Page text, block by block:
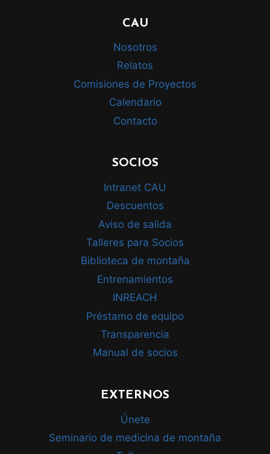
CAU
Nosotros
Relatos
Comisiones de Proyectos
Calendario
Contacto
SOCIOS
Intranet CAU
Descuentos
Aviso de salida
Talleres para Socios
Biblioteca de montaña
Entrenamientos
INREACH
Préstamo de equipo
Transparencia
Manual de socios
EXTERNOS
Únete
Seminario de medicina de montaña